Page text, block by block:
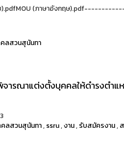
(ภาษาอังกฤษ
ลสวนสุนันทา
ารณาแต่งตั้งบุคคลให้ดำรงตำแ
ลสวนสุนันทา,ssru,งาน,รับสมัครงาน,